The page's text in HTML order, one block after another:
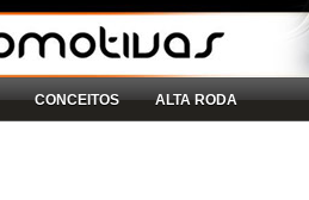
CONCEITOS ALTA RODA